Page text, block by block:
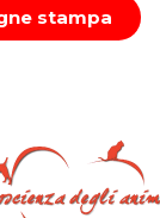
stampa